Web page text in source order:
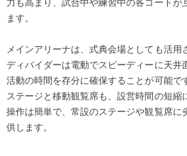
力も高まり、試合中や練習中の各コートが
ます。
メインアリーナは、式典会場としても活用
ディバイダーは電動でスピーディーに天井
活動の時間を存分に確保することが可能で
ステージと移動観覧席も、設営時間の短縮
操作は簡単で、常設のステージや観覧席に
供します。